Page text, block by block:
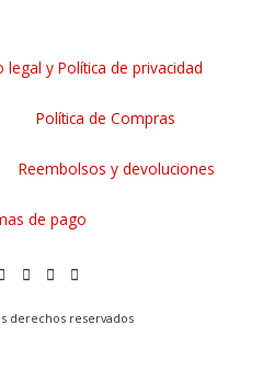
legal y Política de privacidad
Política de Compras
Reembolsos y devoluciones
de pago
derechos reservados